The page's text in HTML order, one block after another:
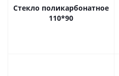
Стекло поликарбонатное
110*90